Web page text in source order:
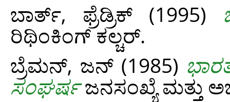
ಬಾರ್ತ್, ಫ್ರೆಡ್ರಿಕ್ (1995)
ರಿಥಿಂಕಿಂಗ್ ಕಲ್ಚರ್.
ಬ್ರೆಮನ್, ಜನ್(1985)
ಸಂಘರ್ಷಜನಸಂಖ್ಯೆ ಮತ್ತು